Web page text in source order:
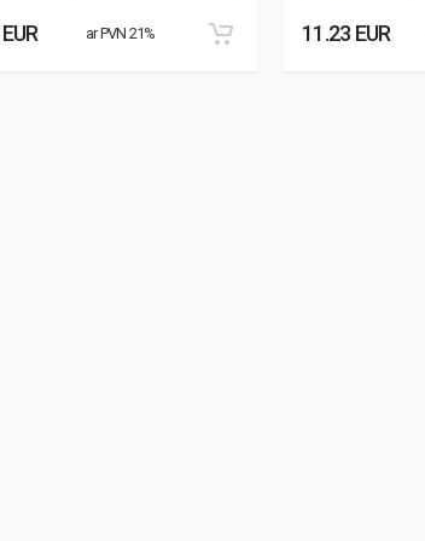
ar PVN 21% 11.23 EUR